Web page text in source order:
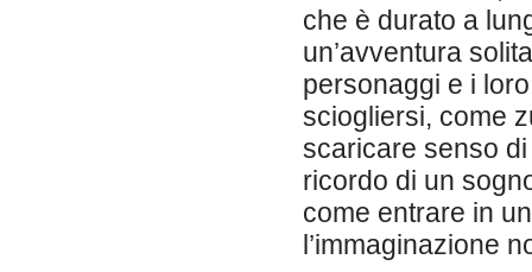
che è durato a
un’avventura
personaggi e i
sciogliersi, come
scaricare senso
ricordo di un
come entrare in
l’immaginazione